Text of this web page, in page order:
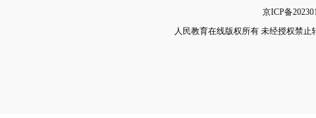
京ICP备
人民教育在线版权所有 未经授权禁